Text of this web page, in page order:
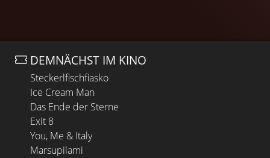
DEMNÄCHST IM KINO
Steckerlfischfiasko
Ice Cream Man
Das Ende der Sterne
Exit 8
You, Me & Italy
Marsupilami